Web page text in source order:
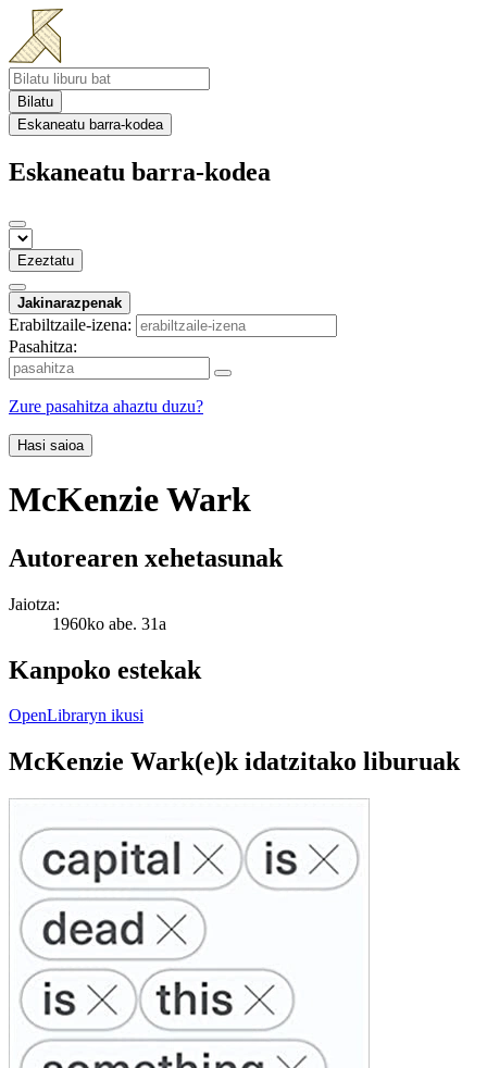
Bilatu
Eskaneatu barra-kodea
Eskaneatu barra-kodea
Ezeztatu
Jakinarazpenak
Erabiltzaile-izena:
Pasahitza:
Zure pasahitza ahaztu duzu?
Hasi saioa
McKenzie Wark
Autorearen xehetasunak
Jaiotza:
1960ko abe. 31a
Kanpoko estekak
OpenLibraryn ikusi
McKenzie Wark(e)k idatzitako liburuak